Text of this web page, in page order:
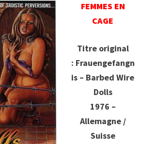
FEMMES EN
CAGE
Titre original
: Frauengefangn
is – Barbed Wire
Dolls
1976 –
Allemagne /
Suisse